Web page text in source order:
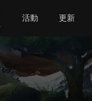
活動 更新